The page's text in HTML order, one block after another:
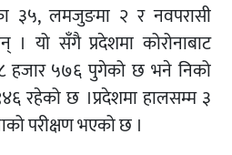
३५, लमजुङमा २ र नवपरासी
यो सँगै प्रदेशमा कोरोनाबाट
हजार ५७६ पुगेको छ भने निको
रहेको छ ।प्रदेशमा हालसम्म ३
परीक्षण भएको छ ।